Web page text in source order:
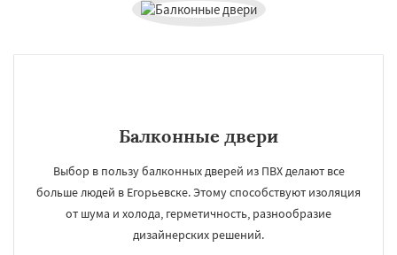
Балконные двери
Выбор в пользу балконных дверей из ПВХ делают все
больше людей в Егорьевске. Этому способствуют изоляция
от шума и холода, герметичность, разнообразие
дизайнерских решений.